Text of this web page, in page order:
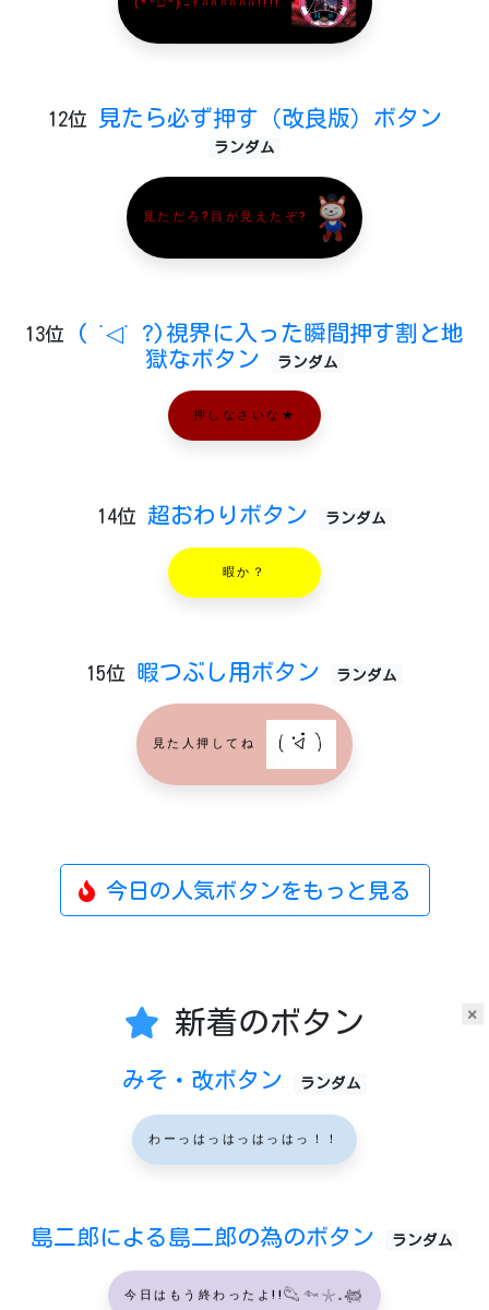
×
(*^□^)ﾆｬﾊﾊﾊﾊﾊﾊ!!!!
12位 見たら必ず押す（改良版）ボタン
ランダム
見ただろ?目が見えたぞ?
13位
( ˙◁˙ ?)視界に入った瞬間押す割と地
獄なボタン
ランダム
押しなさいな★
14位 超おわりボタン ランダム
暇か？
15位 暇つぶし用ボタン ランダム
見た人押してね
今日の人気ボタンをもっと見る
新着のボタン
みそ・改ボタン ランダム
わーっはっはっはっはっ！！
島二郎による島二郎の為のボタン ランダム
今日はもう終わったよ!!𓆡𓆜𓇼𓈒𓆉